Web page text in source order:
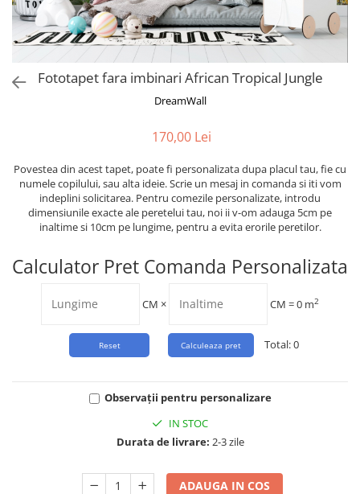
Watercolor
Fototapet fara imbinari African Tropical Jungle
DreamWall
170,00 Lei
Povestea din acest tapet, poate fi personalizata dupa placul tau, fie cu
numele copilului, sau alta ideie. Scrie un mesaj in comanda si iti vom
indeplini solicitarea. Pentru comezile personalizate, introdu
dimensiunile exacte ale peretelui tau, noi ii v-om adauga 5cm pe
inaltime si 10cm pe lungime, pentru a evita erorile peretilor.
Calculator Pret Comanda Personalizata
CM × CM =0 m2
Total:0
Observații pentru personalizare
IN STOC
Durata de livrare: 2-3 zile
ADAUGA IN COS